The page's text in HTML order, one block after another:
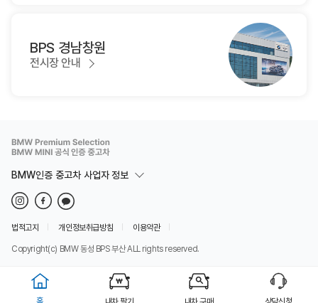
BPS 경남창원
전시장 안내
BMW인증 중고차 사업자 정보
법적고지 개인정보취급방침
이용약관
Copyright(c) BMW 동성 BPS 부산 ALL rights reserved.
홈